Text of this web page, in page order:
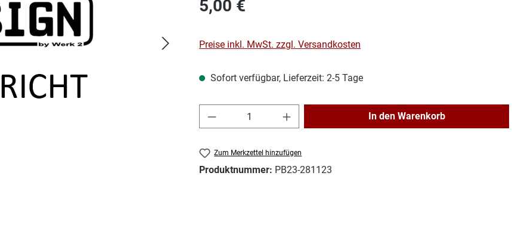
5,00 €
Preise inkl. MwSt. zzgl. Versandkosten
Sofort verfügbar, Lieferzeit: 2-5 Tage
Produkt Anzahl: Gib den gewünschten Wert ein
In den Warenkorb
Zum Merkzettel hinzufügen
Produktnummer: PB23-281123